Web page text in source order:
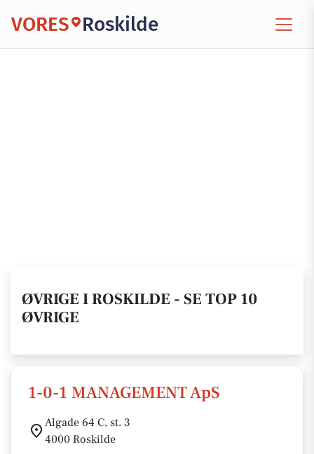
VORES Roskilde
ØVRIGE I ROSKILDE - SE TOP 10
ØVRIGE
1-0-1 MANAGEMENT ApS
Algade 64 C, st. 3
4000 Roskilde